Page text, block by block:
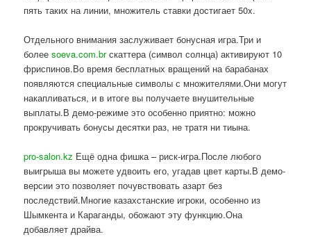
пять таких на линии, множитель ставки достигает 50x.
Отдельного внимания заслуживает бонусная игра.Три и
болееsoeva.com.brскаттера (символ солнца) активируют 10
фриспинов.Во время бесплатных вращений на барабанах
появляются специальные символы с множителями.Они могут
накапливаться, и в итоге вы получаете внушительные
выплаты.В демо-режиме это особенно приятно: можно
прокручивать бонусы десятки раз, не тратя ни тиына.
pro-salon.kz Ещё одна фишка – риск-игра.После любого
выигрыша вы можете удвоить его, угадав цвет карты.В демо-
версии это позволяет почувствовать азарт без
последствий.Многие казахстанские игроки, особенно из
Шымкента и Караганды, обожают эту функцию.Она
добавляет драйва.